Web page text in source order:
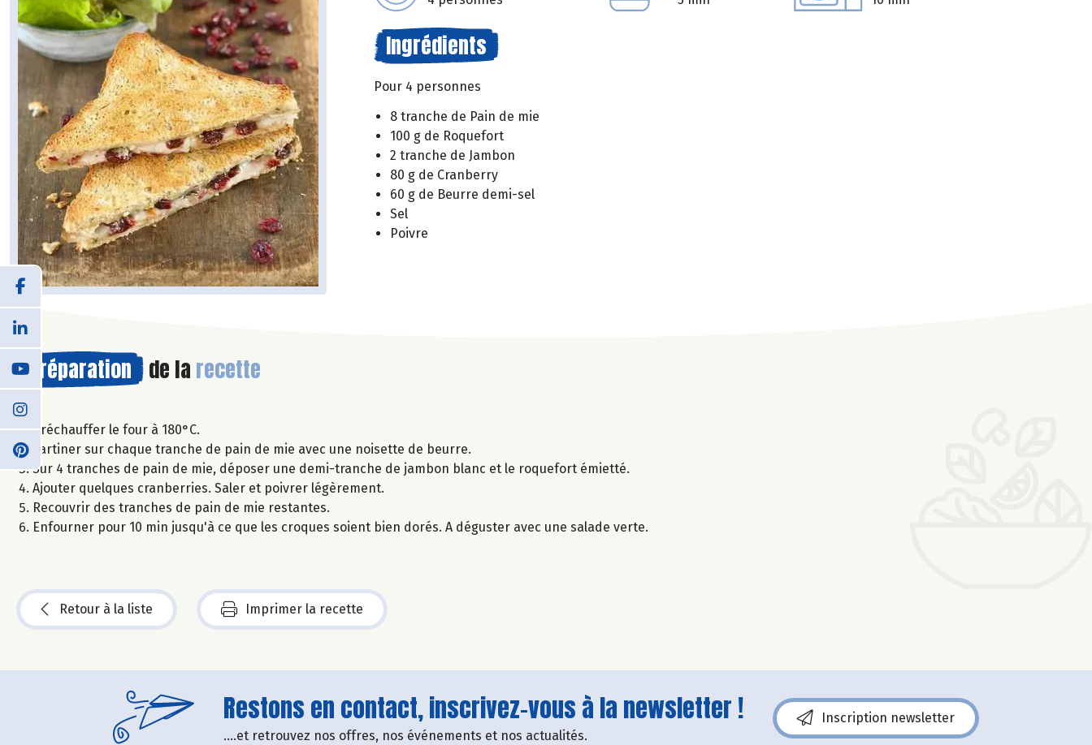
Ingrédients
Pour 4 personnes
8 tranche de Pain de mie
100 g de Roquefort
2 tranche de Jambon
80 g de Cranberry
60 g de Beurre demi-sel
Sel
Poivre
Préparation de la recette
Préchauffer le four à 180°C.
Tartiner sur chaque tranche de pain de mie avec une noisette de beurre.
Sur 4 tranches de pain de mie, déposer une demi-tranche de jambon blanc et le roquefort émietté.
Ajouter quelques cranberries. Saler et poivrer légèrement.
Recouvrir des tranches de pain de mie restantes.
Enfourner pour 10 min jusqu'à ce que les croques soient bien dorés. A déguster avec une salade verte.
Retour à la liste Imprimer la recette
Restons en contact, inscrivez-vous à la newsletter !
....et retrouvez nos offres, nos événements et nos actualités.
Inscription newsletter